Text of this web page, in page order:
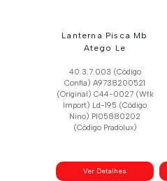
Lanterna Pisca Mb
Atego Le
40.3.7.003 (Código
Confia) A9738200521
(Original) C44-0027 (Wtk
Import) Ld-195 (Código
Nino) Pl05880202
(Código Pradolux)
Ver Detalhes